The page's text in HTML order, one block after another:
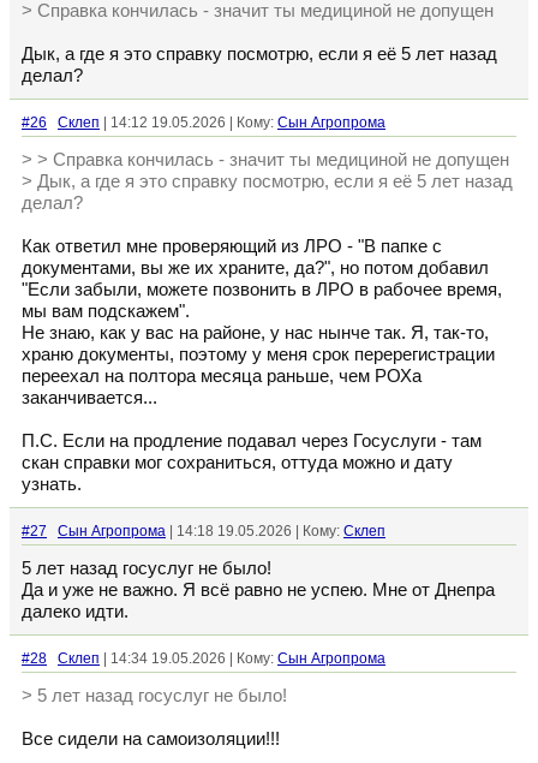
> Справка кончилась - значит ты медициной не допущен
Дык, а где я это справку посмотрю, если я её 5 лет назад
делал?
#26 Склеп | 14:12 19.05.2026 | Кому: Сын Агропрома
> > Справка кончилась - значит ты медициной не допущен
> Дык, а где я это справку посмотрю, если я её 5 лет назад
делал?
Как ответил мне проверяющий из ЛРО - "В папке с
документами, вы же их храните, да?", но потом добавил
"Если забыли, можете позвонить в ЛРО в рабочее время,
мы вам подскажем".
Не знаю, как у вас на районе, у нас нынче так. Я, так-то,
храню документы, поэтому у меня срок перерегистрации
переехал на полтора месяца раньше, чем РОХа
заканчивается...
П.С. Если на продление подавал через Госуслуги - там
скан справки мог сохраниться, оттуда можно и дату
узнать.
#27 Сын Агропрома | 14:18 19.05.2026 | Кому: Склеп
5 лет назад госуслуг не было!
Да и уже не важно. Я всё равно не успею. Мне от Днепра
далеко идти.
#28 Склеп | 14:34 19.05.2026 | Кому: Сын Агропрома
> 5 лет назад госуслуг не было!
Все сидели на самоизоляции!!!